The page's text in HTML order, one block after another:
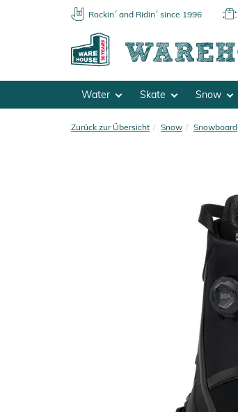
Rockin´ and Ridin´ since 1996
Water Skate Snow
Zurück zur Übersicht Snow Snowboard